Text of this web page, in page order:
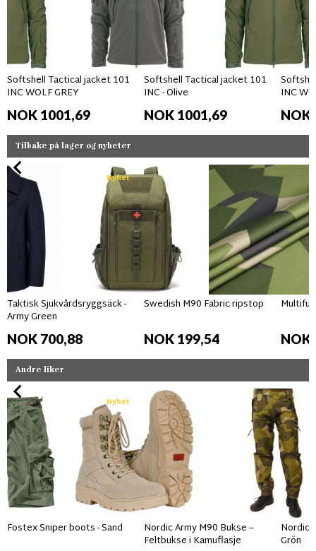
Softshell Tactical jacket 101
INC WOLF GREY
NOK 1001,69
Softshell Tactical jacket 101
INC - Olive
NOK 1001,69
INC
NOK
Tilbake på lager og nyheter
Nyhet
Taktisk Sjukvårdsryggsäck -
Army Green
NOK 700,88
Swedish M90 Fabric ripstop
NOK 199,54 NOK
Andre liker
Nyhet
Fostex Sniper boots - Sand Nordic Army M90 Bukse –
Feltbukse i Kamuflasje
Nordic
Grön